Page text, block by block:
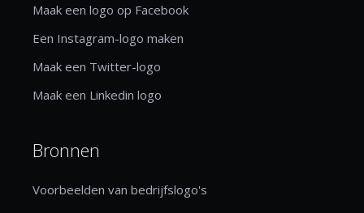
Maak een logo op Facebook
Een Instagram-logo maken
Maak een Twitter-logo
Maak een Linkedin logo
Bronnen
Voorbeelden van bedrijfslogo's